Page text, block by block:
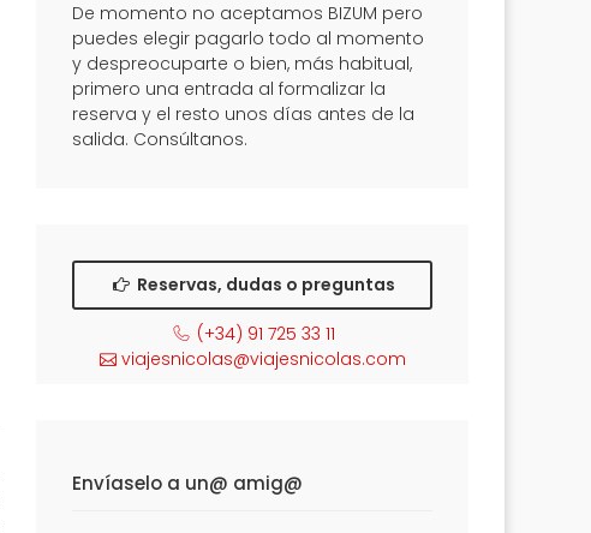
De momento no aceptamos BIZUM pero
puedes elegir pagarlo todo al momento
y despreocuparte o bien, más habitual,
primero una entrada al formalizar la
reserva y el resto unos días antes de la
salida. Consúltanos.
Reservas, dudas o preguntas
(+34) 91 725 33 11
viajesnicolas@viajesnicolas.com
Envíaselo a un@ amig@